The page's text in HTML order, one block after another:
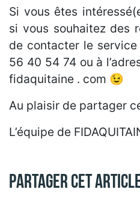
Si vous êtes
si vous souhaitez des
de contacter le
56 40 54 74 ou à
fidaquitaine . com 😉
Au plaisir de partager
L’équipe de
Partager cet